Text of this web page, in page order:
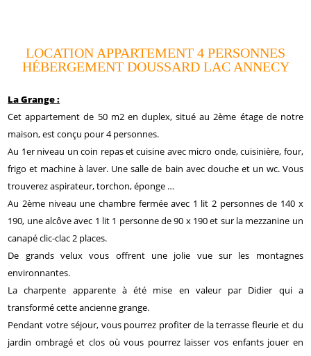
LOCATION APPARTEMENT 4 PERSONNES
HÉBERGEMENT DOUSSARD LAC ANNECY
La Grange :
Cet appartement de 50 m2 en duplex, situé au 2ème étage de notre
maison, est conçu pour 4 personnes.
Au 1er niveau un coin repas et cuisine avec micro onde, cuisinière, four,
frigo et machine à laver. Une salle de bain avec douche et un wc. Vous
trouverez aspirateur, torchon, éponge …
Au 2ème niveau une chambre fermée avec 1 lit 2 personnes de 140 x
190, une alcôve avec 1 lit 1 personne de 90 x 190 et sur la mezzanine un
canapé clic-clac 2 places.
De grands velux vous offrent une jolie vue sur les montagnes
environnantes.
La charpente apparente à été mise en valeur par Didier qui a
transformé cette ancienne grange.
Pendant votre séjour, vous pourrez profiter de la terrasse fleurie et du
jardin ombragé et clos où vous pourrez laisser vos enfants jouer en